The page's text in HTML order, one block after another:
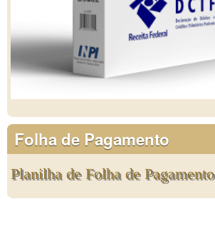
Folha de Pagamento
Planilha de Folha de Pagamento